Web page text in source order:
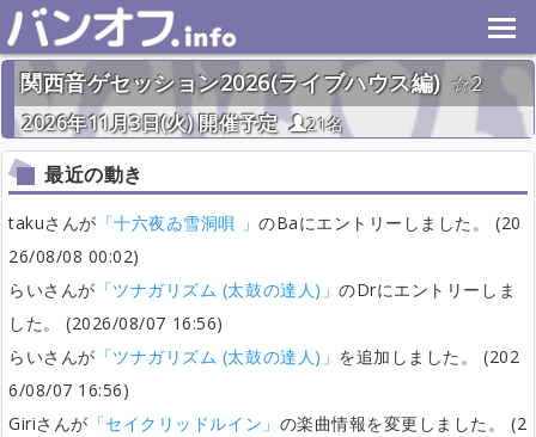
関西音ゲセッション2026(ライブハウス編)
2
2026年11月3日(火) 開催予定
21名
最近の動き
takuさんが 「十六夜ゐ雪洞唄 」のBaにエントリーしました。 (20
26/08/08 00:02)
らいさんが 「ツナガリズム (太鼓の達人)」のDrにエントリーしま
した。 (2026/08/07 16:56)
らいさんが 「ツナガリズム (太鼓の達人)」 を追加しました。 (202
6/08/07 16:56)
Giriさんが 「セイクリッドルイン」 の楽曲情報を変更しました。 (2